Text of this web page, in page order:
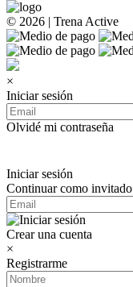
© 2026 | Trena Active
×
Iniciar sesión
Olvidé mi contraseña
Iniciar sesión
Continuar como invitado
Crear una cuenta
×
Registrarme